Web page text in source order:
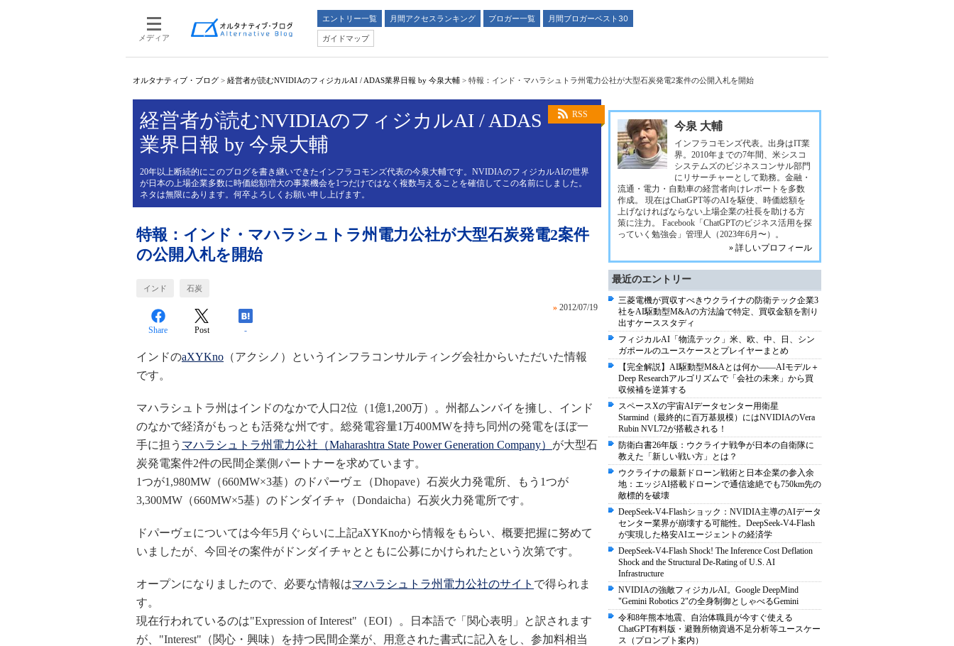
メディア
エントリー一覧 月間アクセスランキング ブロガー一覧
月間ブロガーベスト30
ガイドマップ
オルタナティブ・ブログ > 経営者が読むNVIDIAのフィジカルAI / ADAS業界日報 by 今泉大輔 > 特報：インド・マハラシュトラ州電力公社が大型石炭発電2案件の公開入札を開始
RSS
経営者が読むNVIDIAのフィジカルAI / ADAS
業界日報 by 今泉大輔
20年以上断続的にこのブログを書き継いできたインフラコモンズ代表の今泉大輔です。NVIDIAのフィジカルAIの世界
が日本の上場企業多数に時価総額増大の事業機会を1つだけではなく複数与えることを確信してこの名前にしました。
ネタは無限にあります。何卒よろしくお願い申し上げます。
特報：インド・マハラシュトラ州電力公社が大型石炭発電2案件
の公開入札を開始
インド 石炭
» 2012/07/19
Share Post -
インドのaXYKno （アクシノ）というインフラコンサルティング会社からいただいた情報
です。
マハラシュトラ州はインドのなかで人口2位（1億1,200万）。州都ムンバイを擁し、インド
のなかで経済がもっとも活発な州です。総発電容量1万400MWを持ち同州の発電をほぼ一
手に担う マハラシュトラ州電力公社（Maharashtra State Power Generation Company） が大型石
炭発電案件2件の民間企業側パートナーを求めています。
1つが1,980MW（660MW×3基）のドパーヴェ（Dhopave）石炭火力発電所、もう1つが
3,300MW（660MW×5基）のドンダイチャ（Dondaicha）石炭火力発電所です。
ドパーヴェについては今年5月ぐらいに上記aXYKnoから情報をもらい、概要把握に努めて
いましたが、今回その案件がドンダイチャとともに公募にかけられたという次第です。
オープンになりましたので、必要な情報はマハラシュトラ州電力公社のサイト で得られま
す。
現在行われているのは"Expression of Interest"（EOI）。日本語で「関心表明」と訳されます
が、"Interest"（関心・興味）を持つ民間企業が、用意された書式に記入をし、参加料相当
今泉 大輔
インフラコモンズ代表。出身はIT業
界。2010年までの7年間、米シスコ
システムズのビジネスコンサル部門
にリサーチャーとして勤務。金融・
流通・電力・自動車の経営者向けレポートを多数
作成。 現在はChatGPT等のAIを駆使、時価総額を
上げなければならない上場企業の社長を助ける方
策に注力。 Facebook「ChatGPTのビジネス活用を探
っていく勉強会」管理人（2023年6月〜）。
» 詳しいプロフィール
最近のエントリー
三菱電機が買収すべきウクライナの防衛テック企業3
社をAI駆動型M&Aの方法論で特定、買収金額を割り
出すケーススタディ
フィジカルAI「物流テック」米、欧、中、日、シン
ガポールのユースケースとプレイヤーまとめ
【完全解説】AI駆動型M&Aとは何か――AIモデル＋
Deep Researchアルゴリズムで「会社の未来」から買
収候補を逆算する
スペースXの宇宙AIデータセンター用衛星
Starmind（最終的に百万基規模）にはNVIDIAのVera
Rubin NVL72が搭載される！
防衛白書26年版：ウクライナ戦争が日本の自衛隊に
教えた「新しい戦い方」とは？
ウクライナの最新ドローン戦術と日本企業の参入余
地：エッジAI搭載ドローンで通信途絶でも750km先の
敵標的を破壊
DeepSeek-V4-Flashショック：NVIDIA主導のAIデータ
センター業界が崩壊する可能性。DeepSeek-V4-Flash
が実現した格安AIエージェントの経済学
DeepSeek-V4-Flash Shock! The Inference Cost Deflation
Shock and the Structural De-Rating of U.S. AI
Infrastructure
NVIDIAの強敵フィジカルAI。Google DeepMind
"Gemini Robotics 2"の全身制御としゃべるGemini
令和8年熊本地震、自治体職員が今すぐ使える
ChatGPT有料版・避難所物資過不足分析等ユースケー
ス（プロンプト案内）